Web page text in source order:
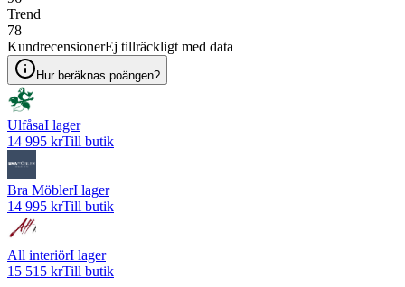
Trend
78
KundrecensionerEj tillräckligt med data
Hur beräknas poängen?
UlfåsaI lager
14 995 krTill butik
Bra MöblerI lager
14 995 krTill butik
All interiörI lager
15 515 krTill butik